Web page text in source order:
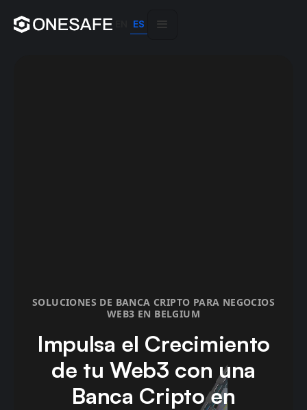
ES
SOLUCIONES DE BANCA CRIPTO PARA NEGOCIOS
WEB3 EN BELGIUM
Impulsa el Crecimiento
de tu Web3 con una
Banca Cripto en